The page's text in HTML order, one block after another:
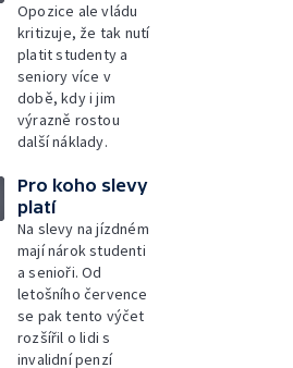
Opozice ale vládu
kritizuje, že tak nutí
platit studenty a
seniory více v
době, kdy i jim
výrazně rostou
další náklady.
Pro koho slevy
platí
Na slevy na jízdném
mají nárok studenti
a senioři. Od
letošního července
se pak tento výčet
rozšířil o lidi s
invalidní penzí